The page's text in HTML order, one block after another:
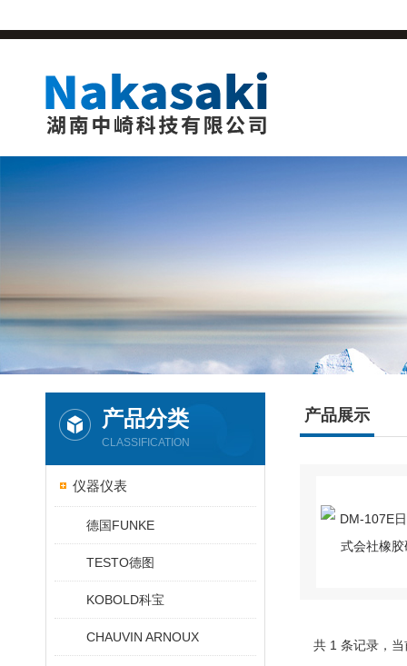
产品分类
CLASSIFICATION
仪器仪表
德国FUNKE
TESTO德图
KOBOLD科宝
CHAUVIN ARNOUX
产品展示
共 1 条记录，